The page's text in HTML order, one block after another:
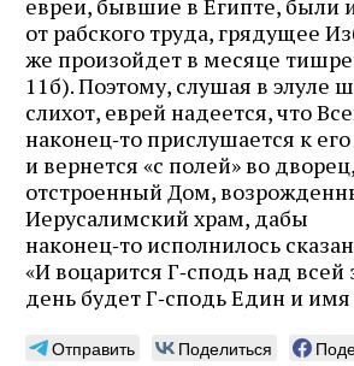
евреи, бывшие в Египте, были
от рабского труда, грядущее
же произойдет в месяце
11б). Поэтому, слушая в элуле
слихот, еврей надеется, что
наконец‑то прислушается к
и вернется «с полей» во
отстроенный Дом,
Иерусалимский храм, дабы
наконец‑то исполнилось
«И воцарится Г‑сподь над всей
день будет Г‑сподь Един и
Отправить Поделиться